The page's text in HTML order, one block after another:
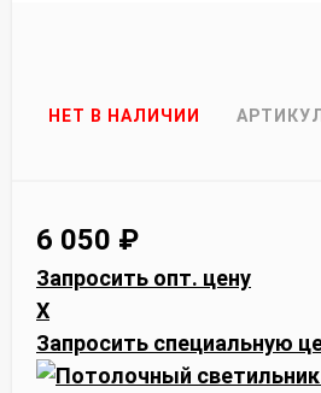
НЕТ В НАЛИЧИИ
6 050 ₽
Запросить опт. цену
X
Запросить специальную